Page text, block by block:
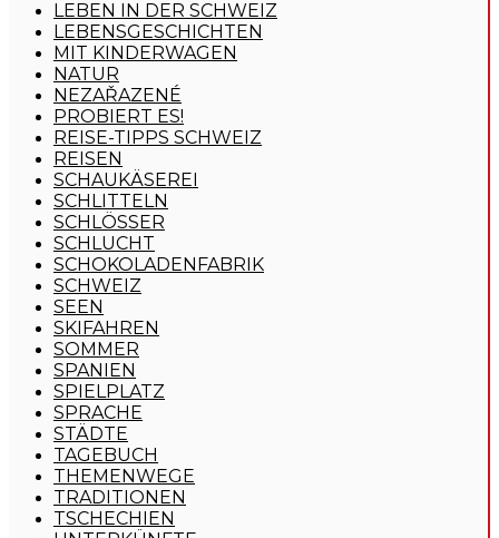
LEBEN IN DER SCHWEIZ
LEBENSGESCHICHTEN
MIT KINDERWAGEN
NATUR
NEZAŘAZENÉ
PROBIERT ES!
REISE-TIPPS SCHWEIZ
REISEN
SCHAUKÄSEREI
SCHLITTELN
SCHLÖSSER
SCHLUCHT
SCHOKOLADENFABRIK
SCHWEIZ
SEEN
SKIFAHREN
SOMMER
SPANIEN
SPIELPLATZ
SPRACHE
STÄDTE
TAGEBUCH
THEMENWEGE
TRADITIONEN
TSCHECHIEN